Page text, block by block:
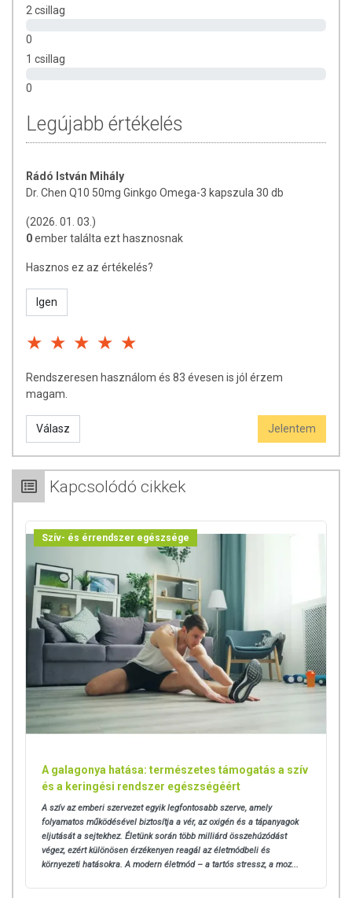
2 csillag
0
1 csillag
0
Legújabb értékelés
Rádó István Mihály
Dr. Chen Q10 50mg Ginkgo Omega-3 kapszula 30 db
(2026. 01. 03.)
0ember találta ezt hasznosnak
Hasznos ez az értékelés?
Igen
Rendszeresen használom és 83 évesen is jól érzem
magam.
Válasz Jelentem
Kapcsolódó cikkek
Szív- és érrendszer egészsége
A galagonya hatása: természetes támogatás a szív
és a keringési rendszer egészségéért
A szív az emberi szervezet egyik legfontosabb szerve, amely
folyamatos működésével biztosítja a vér, az oxigén és a tápanyagok
eljutását a sejtekhez. Életünk során több milliárd összehúzódást
végez, ezért különösen érzékenyen reagál az életmódbeli és
környezeti hatásokra. A modern életmód – a tartós stressz, a moz...